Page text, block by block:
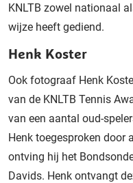
KNLTB zowel nationaal
wijze heeft gediend.
Henk Koster
Ook fotograaf Henk
van de KNLTB Tennis
van een aantal oud-
Henk toegesproken door
ontving hij het
Davids. Henk ontvangt